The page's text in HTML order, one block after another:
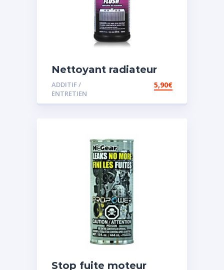
Nettoyant radiateur
ADDITIF /
ENTRETIEN
5,90€
Stop fuite moteur